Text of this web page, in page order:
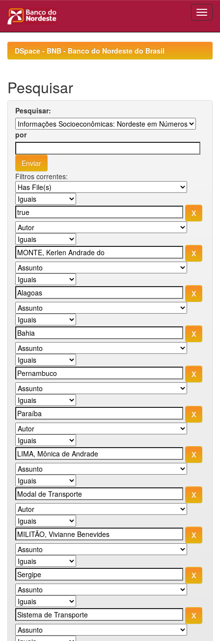
navigationDSpace - BNB - Banco do Nordeste do Brasil
Pesquisar
Pesquisar:
por
Filtros correntes: